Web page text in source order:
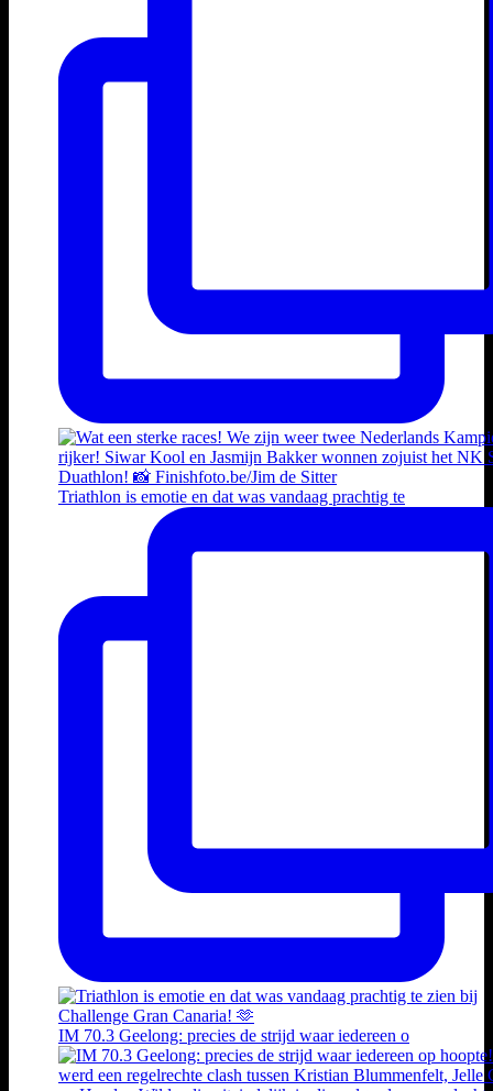
Triathlon is emotie en dat was vandaag prachtig te
IM 70.3 Geelong: precies de strijd waar iedereen o